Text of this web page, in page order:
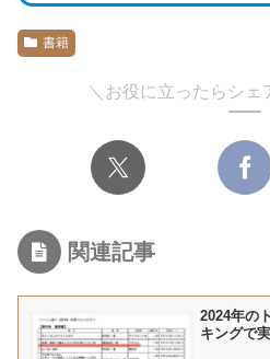
書籍
＼お役に立ったらシェ
関連記事
2024年の
キングで